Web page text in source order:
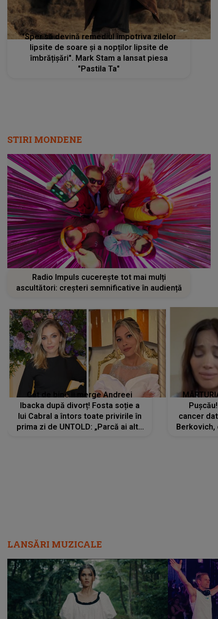
"Sper să devină remediul împotriva zilelor
lipsite de soare și a nopților lipsite de
îmbrățișări". Mark Stam a lansat piesa
"Pastila Ta"
STIRI MONDENE
Radio Impuls cucerește tot mai mulți
ascultători: creșteri semnificative în audiență
Cât de bine îi merge Andreei
Ibacka după divorț! Fosta soție a
lui Cabral a întors toate privirile în
prima zi de UNTOLD: „Parcă ai altă
cancer
LANSĂRI MUZICALE